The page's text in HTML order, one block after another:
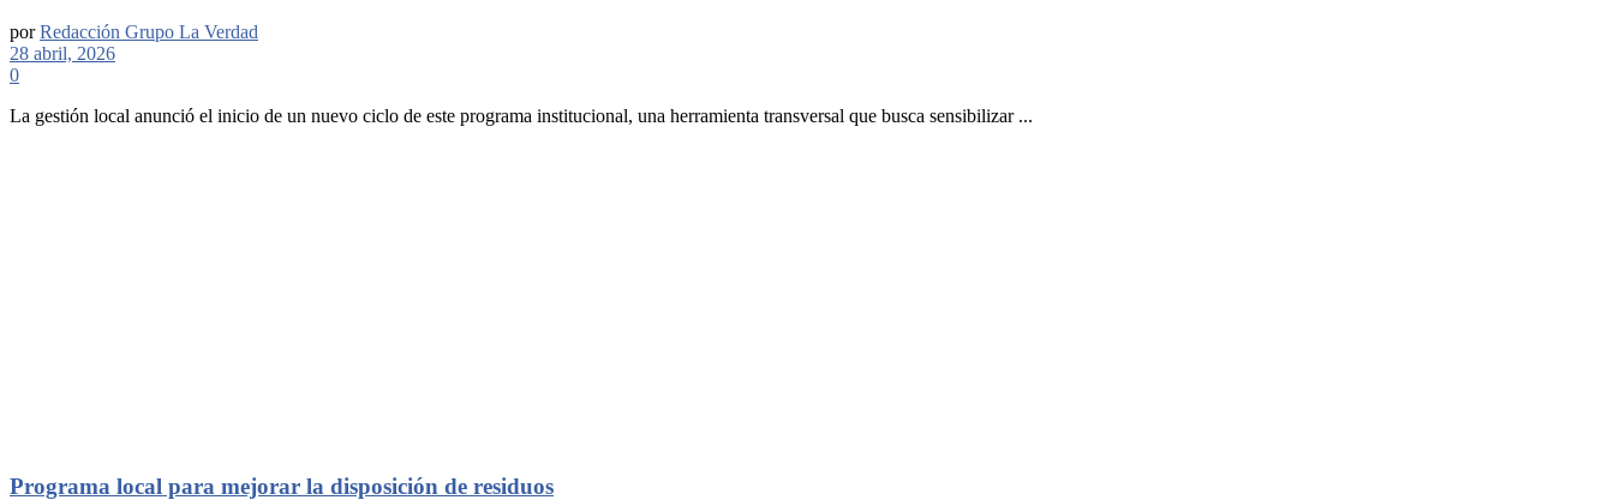
por Redacción Grupo La Verdad
28 abril, 2026
0
La gestión local anunció el inicio de un nuevo ciclo de este programa institucional, una herramienta transversal que busca sensibilizar ...
Programa local para mejorar la disposición de residuos